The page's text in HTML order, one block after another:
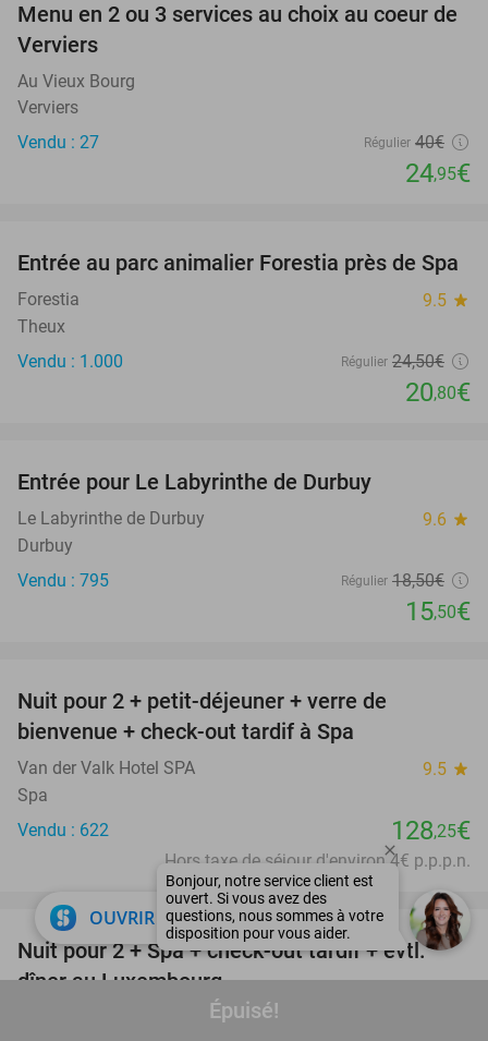
Épuisé!
38%
Menu en 2 ou 3 services au choix au coeur de
Verviers
Au Vieux Bourg
Verviers
Vendu : 27
Régulier 40€
24,95€
15%
OUT
Entrée au parc animalier Forestia près de Spa
Forestia 9.5 star
Theux
Vendu : 1.000
Régulier 24,50€
20,80€
Entrée pour Le Labyrinthe de Durbuy
Le Labyrinthe de Durbuy 9.6 star
Durbuy
Vendu : 795
Régulier 18,50€
15,50€
Nuit pour 2 + petit-déjeuner + verre de
bienvenue + check-out tardif à Spa
Van der Valk Hotel SPA 9.5 star
Spa
Vendu : 622
128,25€
Hors taxe de séjour d'environ 4€ p.p.p.n.
38%
favorite_border
Nuit pour 2 + Spa + check-out tardif + évtl.
dîner au Luxembourg
Le Clervaux Boutique & Design Hotel
OUVRIR DANS L'APPLI close